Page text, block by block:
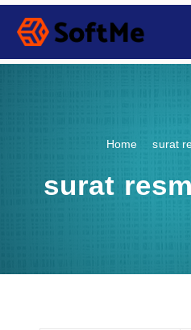
S
p
Home surat
surat